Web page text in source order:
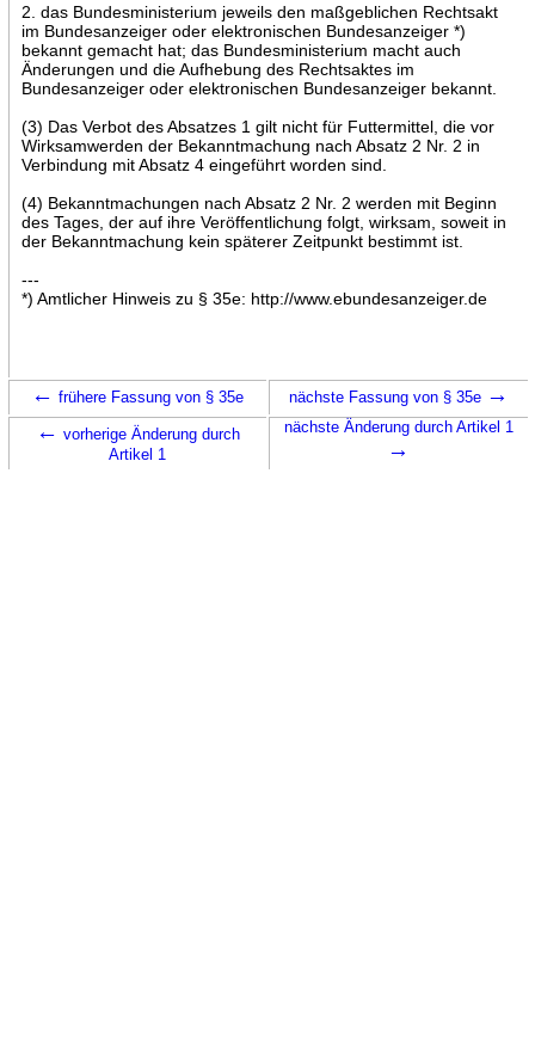
2. das Bundesministerium jeweils den maßgeblichen Rechtsakt
im Bundesanzeiger oder elektronischen Bundesanzeiger *)
bekannt gemacht hat; das Bundesministerium macht auch
Änderungen und die Aufhebung des Rechtsaktes im
Bundesanzeiger oder elektronischen Bundesanzeiger bekannt.
(3) Das Verbot des Absatzes 1 gilt nicht für Futtermittel, die vor
Wirksamwerden der Bekanntmachung nach Absatz 2 Nr. 2 in
Verbindung mit Absatz 4 eingeführt worden sind.
(4) Bekanntmachungen nach Absatz 2 Nr. 2 werden mit Beginn
des Tages, der auf ihre Veröffentlichung folgt, wirksam, soweit in
der Bekanntmachung kein späterer Zeitpunkt bestimmt ist.
---
*) Amtlicher Hinweis zu § 35e: http://www.ebundesanzeiger.de
← frühere Fassung von § 35e nächste Fassung von § 35e →
← vorherige Änderung durch
Artikel 1
nächste Änderung durch Artikel 1
→